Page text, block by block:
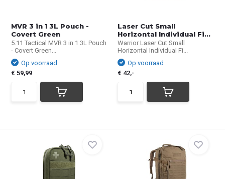
MVR 3 in 1 3L Pouch -
Covert Green
5.11 Tactical MVR 3 in 1 3L Pouch
- Covert Green...
Op voorraad
€ 59,99
Laser Cut Small
Horizontal Individual Fi...
Warrior Laser Cut Small
Horizontal Individual Fi...
Op voorraad
€ 42,-